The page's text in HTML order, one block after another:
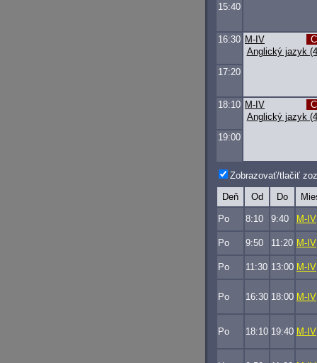
15:40
16:30
Anglický jazyk
M-IV C
17:20
18:10
Anglický jazyk
M-IV C
19:00
Zobrazovať/tlačiť
Deň Od Do
Po 8:10 9:40 M-IV
Po 9:50 11:20 M-IV
Po 11:30 13:00 M-IV
Po 16:30 18:00 M-IV
Po 18:10 19:40 M-IV